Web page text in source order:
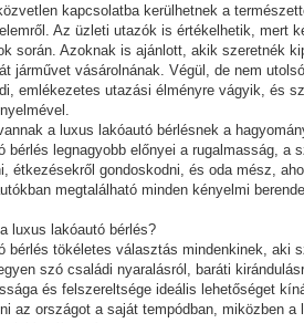
kapcsolatba kerülhetnek a
Az üzleti utazók is értékelhetik, mert
során. Azoknak is ajánlott, akik szeretnék
járművet vásárolnának. Végül, de nem
emlékezetes utazási élményre vágyik, és
a luxus lakóautó bérlésnek a
bérlés legnagyobb előnyei a rugalmasság, a
étkezésekről gondoskodni, és oda mész,
megtalálható minden kényelmi
luxus lakóautó bérlés?
bérlés tökéletes választás mindenkinek, aki
szó családi nyaralásról, baráti
és felszereltsége ideális lehetőséget
az országot a saját tempódban, miközben